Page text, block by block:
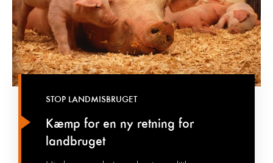
Kæmp for en ny retning for
landbruget
STOP LANDMISBRUGET